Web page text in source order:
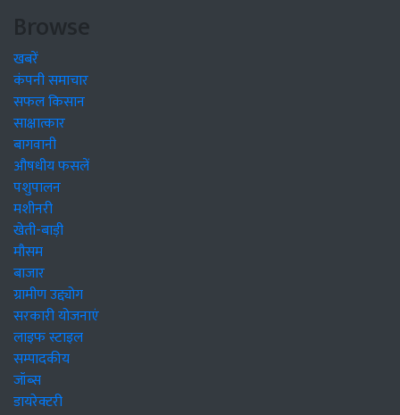
Browse
खबरें
कंपनी समाचार
सफल किसान
साक्षात्कार
बागवानी
औषधीय फसलें
पशुपालन
मशीनरी
खेती-बाड़ी
मौसम
बाजार
ग्रामीण उद्द्योग
सरकारी योजनाएं
लाइफ स्टाइल
सम्पादकीय
जॉब्स
डायरेक्टरी